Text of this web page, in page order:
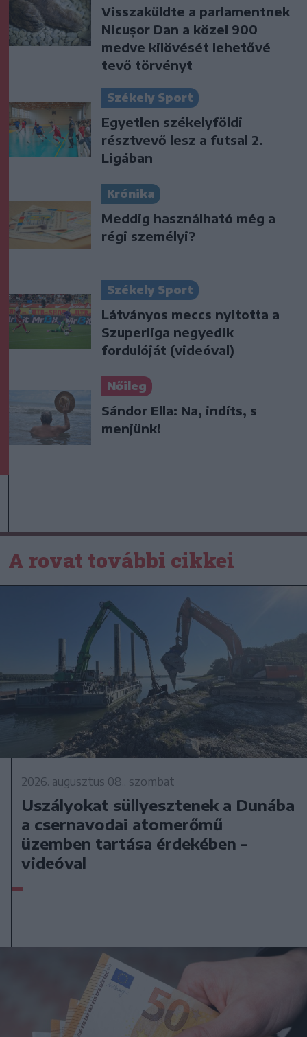
Visszaküldte a parlamentnek
Nicușor Dan a közel 900
medve kilövését lehetővé
tevő törvényt
Székely Sport
Egyetlen székelyföldi
résztvevő lesz a futsal 2.
Ligában
Krónika
Meddig használható még a
régi személyi?
Székely Sport
Látványos meccs nyitotta a
Szuperliga negyedik
fordulóját (videóval)
Nőileg
Sándor Ella: Na, indíts, s
menjünk!
A rovat további cikkei
2026. augusztus 08., szombat
Uszályokat süllyesztenek a Dunába
a csernavodai atomerőmű
üzemben tartása érdekében –
videóval